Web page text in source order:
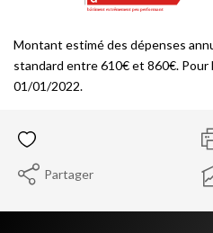
Montant estimé des dépenses
standard entre 610€ et 860€. Pour
01/01/2022.
Partager